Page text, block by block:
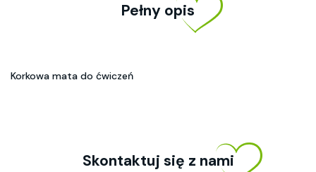
Pełny opis
Korkowa mata do ćwiczeń
Skontaktuj się z nami